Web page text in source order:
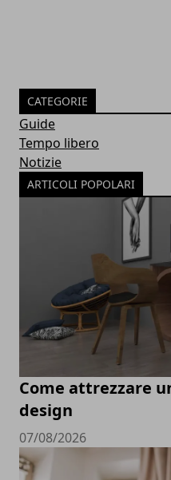
CATEGORIE
Guide
Tempo libero
Notizie
ARTICOLI POPOLARI
Come attrezzare
design
07/08/2026